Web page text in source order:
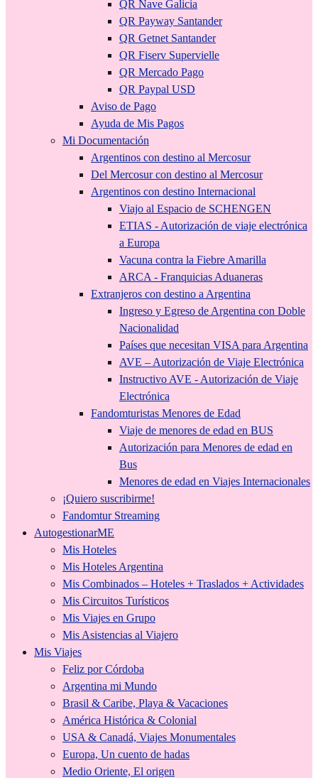
QR Nave Galicia
QR Payway Santander
QR Getnet Santander
QR Fiserv Supervielle
QR Mercado Pago
QR Paypal USD
Aviso de Pago
Ayuda de Mis Pagos
Mi Documentación
Argentinos con destino al Mercosur
Del Mercosur con destino al Mercosur
Argentinos con destino Internacional
Viajo al Espacio de SCHENGEN
ETIAS - Autorización de viaje electrónica
a Europa
Vacuna contra la Fiebre Amarilla
ARCA - Franquicias Aduaneras
Extranjeros con destino a Argentina
Ingreso y Egreso de Argentina con Doble
Nacionalidad
Países que necesitan VISA para Argentina
AVE – Autorización de Viaje Electrónica
Instructivo AVE - Autorización de Viaje
Electrónica
Fandomturistas Menores de Edad
Viaje de menores de edad en BUS
Autorización para Menores de edad en
Bus
Menores de edad en Viajes Internacionales
¡Quiero suscribirme!
Fandomtur Streaming
AutogestionarME
Mis Hoteles
Mis Hoteles Argentina
Mis Combinados – Hoteles + Traslados + Actividades
Mis Circuitos Turísticos
Mis Viajes en Grupo
Mis Asistencias al Viajero
Mis Viajes
Feliz por Córdoba
Argentina mi Mundo
Brasil & Caribe, Playa & Vacaciones
América Histórica & Colonial
USA & Canadá, Viajes Monumentales
Europa, Un cuento de hadas
Medio Oriente, El origen